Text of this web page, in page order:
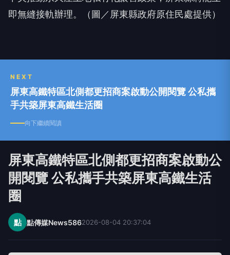
即無縫接軌辦理。（圖／屏東縣政府原住民處提供）
NEXT
屏東高鐵特區北側都更招商案啟動公開閱覽 公私攜
手共築屏東高鐵生活圈
向下繼續閱讀
屏東高鐵特區北側都更招商案啟動公
開閱覽 公私攜手共築屏東高鐵生活
圈
點 點傳媒News5862026-08-04 20:37:04